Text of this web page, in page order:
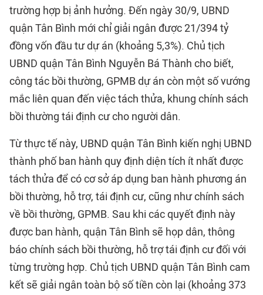
trường hợp bị ảnh hưởng. Đến ngày 30/9, UBND
quận Tân Bình mới chỉ giải ngân được 21/394 tỷ
đồng vốn đầu tư dự án (khoảng 5,3%). Chủ tịch
UBND quận Tân Bình Nguyễn Bá Thành cho biết,
công tác bồi thường, GPMB dự án còn một số vướng
mắc liên quan đến việc tách thửa, khung chính sách
bồi thường tái định cư cho người dân.
Từ thực tế này, UBND quận Tân Bình kiến nghị UBND
thành phố ban hành quy định diện tích ít nhất được
tách thửa để có cơ sở áp dụng ban hành phương án
bồi thường, hỗ trợ, tái định cư, cũng như chính sách
về bồi thường, GPMB. Sau khi các quyết định này
được ban hành, quận Tân Bình sẽ họp dân, thông
báo chính sách bồi thường, hỗ trợ tái định cư đối với
từng trường hợp. Chủ tịch UBND quận Tân Bình cam
kết sẽ giải ngân toàn bộ số tiền còn lại (khoảng 373